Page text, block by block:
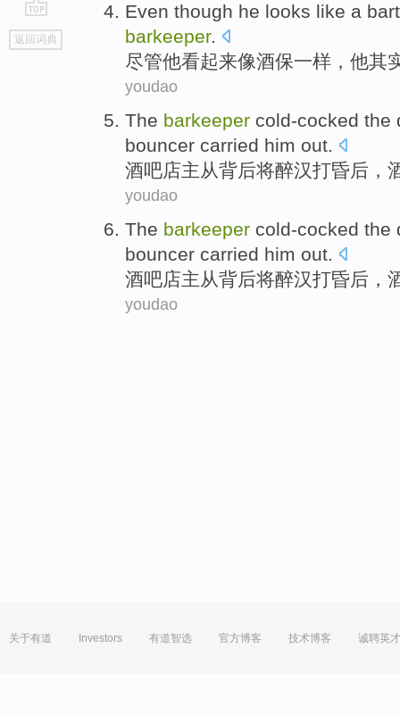
go
top
返回词典
Even though he looks like a
barkeeper.
尽管他看起来像酒保一样，他其
youdao
The barkeeper cold-cocked the
bouncer carried him out.
酒吧店主 从背后将醉汉打昏后，
youdao
The barkeeper cold-cocked the
bouncer carried him out.
酒吧店主 从背后将醉汉打昏后，
youdao
关于有道 Investors 有道智选 官方博客 技术博客 诚聘英才